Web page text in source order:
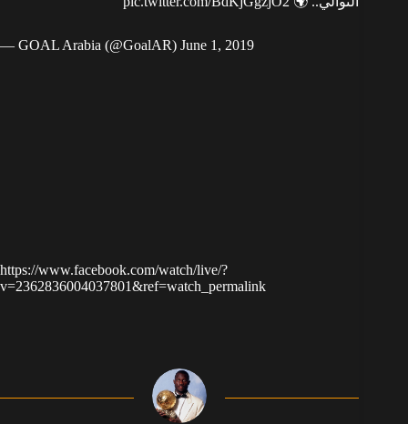
— GOAL Arabia (@GoalAR) June 1, 2019
https://www.facebook.com/watch/live/?
v=2362836004037801&ref=watch_permalink